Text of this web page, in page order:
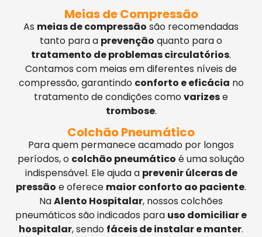
Meias de Compressão
As meias de compressão são recomendadas
tanto para a prevenção quanto para o
tratamento de problemas circulatórios.
Contamos com meias em diferentes níveis de
compressão, garantindo conforto e eficácia no
tratamento de condições comovarizese
trombose.
Colchão Pneumático
Para quem permanece acamado por longos
períodos, o colchão pneumático é uma solução
indispensável. Ele ajuda a prevenir úlceras de
pressão e oferece maior conforto ao paciente.
NaAlento Hospitalar, nossos colchões
pneumáticos são indicados para uso domiciliar e
hospitalar, sendo fáceis de instalar e manter.